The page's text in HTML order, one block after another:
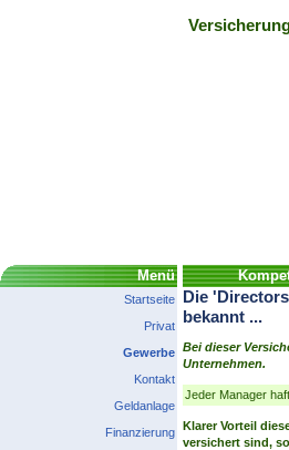
Menü
Startseite
Privat
Gewerbe
Kontakt
Geldanlage
Finanzierung
Die
bekannt ...
Bei dieser
Unternehmen.
Jeder Manager
Klarer Vorteil
versichert sind,